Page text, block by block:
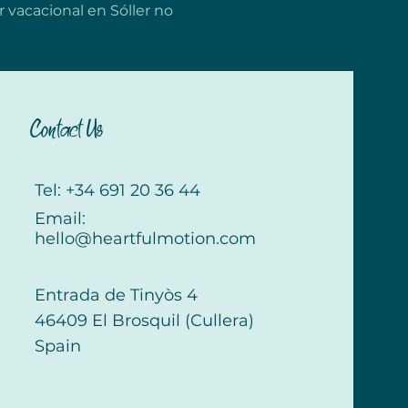
en Sóller no
Contact Us
Tel: +34 691 20 36 44
Email:
hello@heartfulmotion.com
Entrada de Tinyòs 4
46409 El Brosquil (Cullera)
Spain